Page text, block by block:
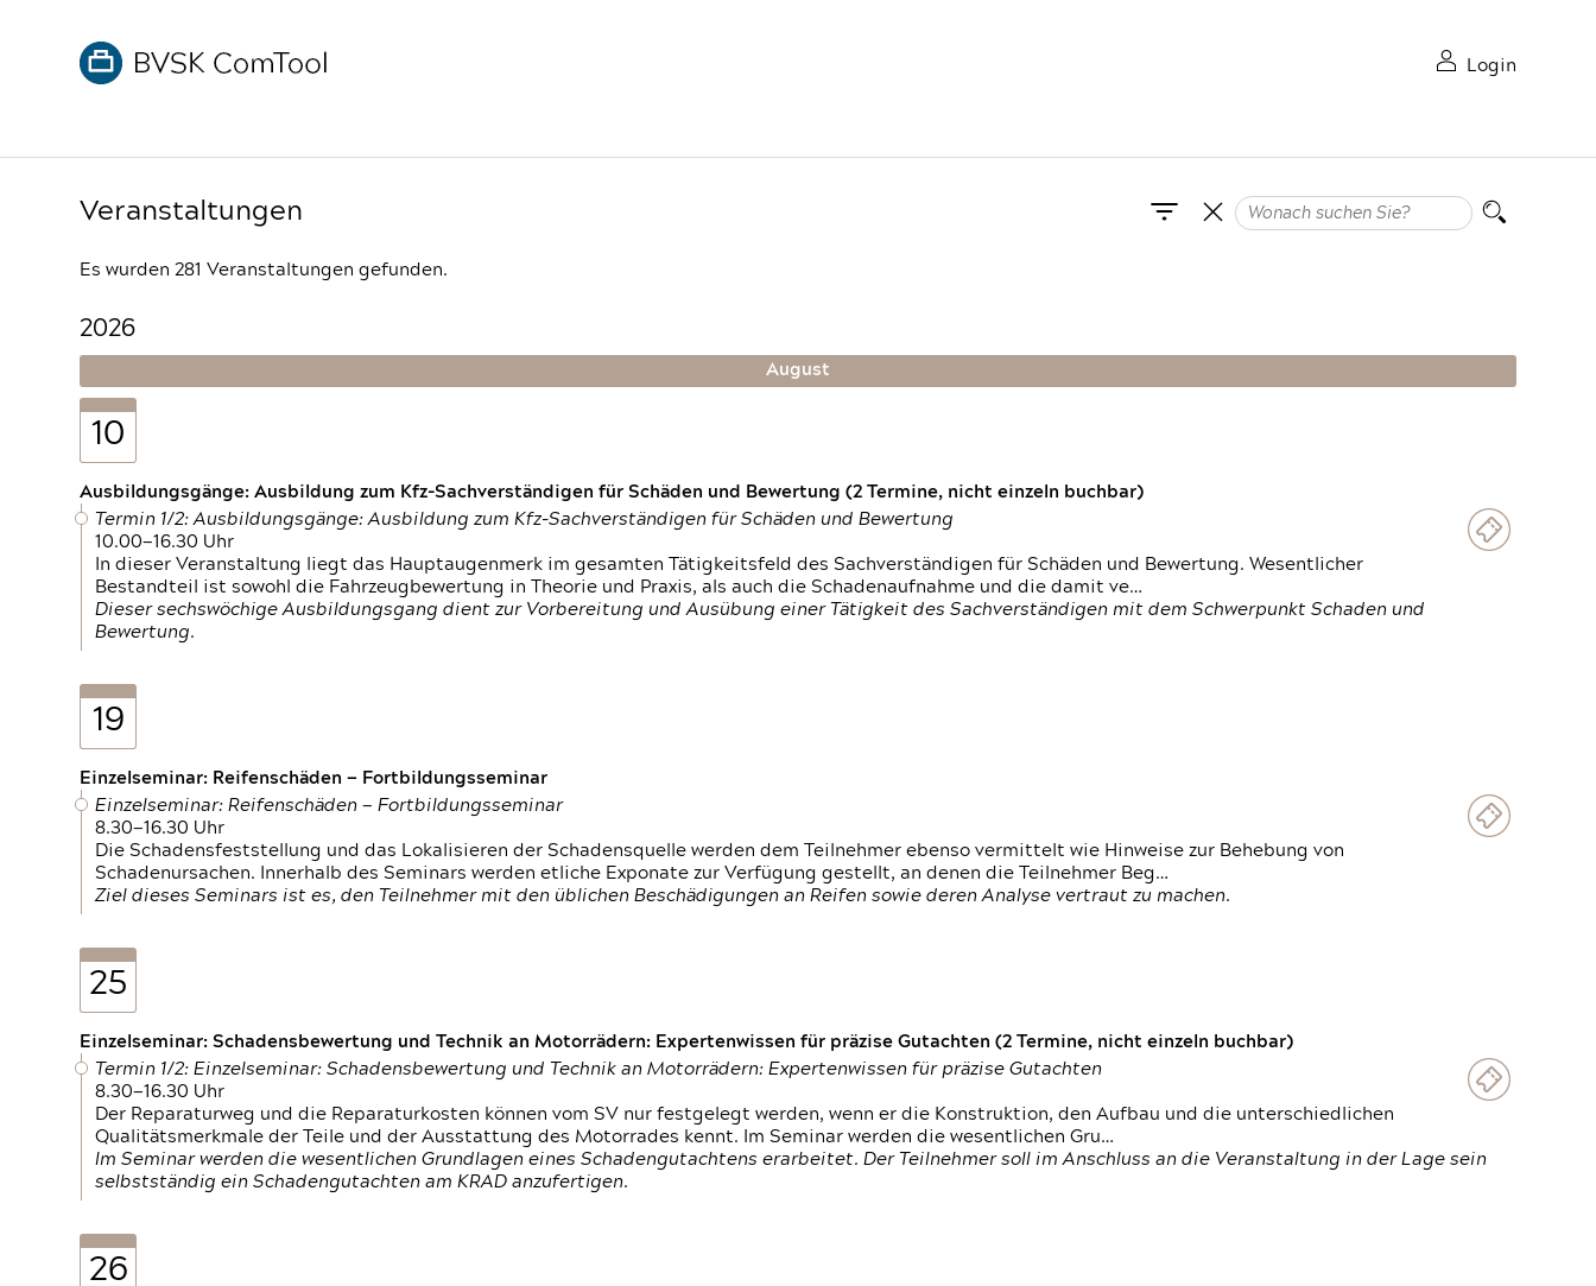
Login
Veranstaltungen
Es wurden 281 Veranstaltungen gefunden.
2026
August
10
Ausbildungsgänge: Ausbildung zum Kfz-Sachverständigen für Schäden und Bewertung (2 Termine, nicht einzeln buchbar)
Termin 1/2: Ausbildungsgänge: Ausbildung zum Kfz-Sachverständigen für Schäden und Bewertung
10.00—16.30 Uhr
In dieser Veranstaltung liegt das Hauptaugenmerk im gesamten Tätigkeitsfeld des Sachverständigen für Schäden und Bewertung. Wesentlicher
Bestandteil ist sowohl die Fahrzeugbewertung in Theorie und Praxis, als auch die Schadenaufnahme und die damit ve…
Dieser sechswöchige Ausbildungsgang dient zur Vorbereitung und Ausübung einer Tätigkeit des Sachverständigen mit dem Schwerpunkt Schaden und
Bewertung.
19
Einzelseminar: Reifenschäden — Fortbildungsseminar
Einzelseminar: Reifenschäden — Fortbildungsseminar
8.30—16.30 Uhr
Die Schadensfeststellung und das Lokalisieren der Schadensquelle werden dem Teilnehmer ebenso vermittelt wie Hinweise zur Behebung von
Schadenursachen. Innerhalb des Seminars werden etliche Exponate zur Verfügung gestellt, an denen die Teilnehmer Beg…
Ziel dieses Seminars ist es, den Teilnehmer mit den üblichen Beschädigungen an Reifen sowie deren Analyse vertraut zu machen.
25
Einzelseminar: Schadensbewertung und Technik an Motorrädern: Expertenwissen für präzise Gutachten (2 Termine, nicht einzeln buchbar)
Termin 1/2: Einzelseminar: Schadensbewertung und Technik an Motorrädern: Expertenwissen für präzise Gutachten
8.30—16.30 Uhr
Der Reparaturweg und die Reparaturkosten können vom SV nur festgelegt werden, wenn er die Konstruktion, den Aufbau und die unterschiedlichen
Qualitätsmerkmale der Teile und der Ausstattung des Motorrades kennt. Im Seminar werden die wesentlichen Gru…
Im Seminar werden die wesentlichen Grundlagen eines Schadengutachtens erarbeitet. Der Teilnehmer soll im Anschluss an die Veranstaltung in der Lage sein
selbstständig ein Schadengutachten am KRAD anzufertigen.
26